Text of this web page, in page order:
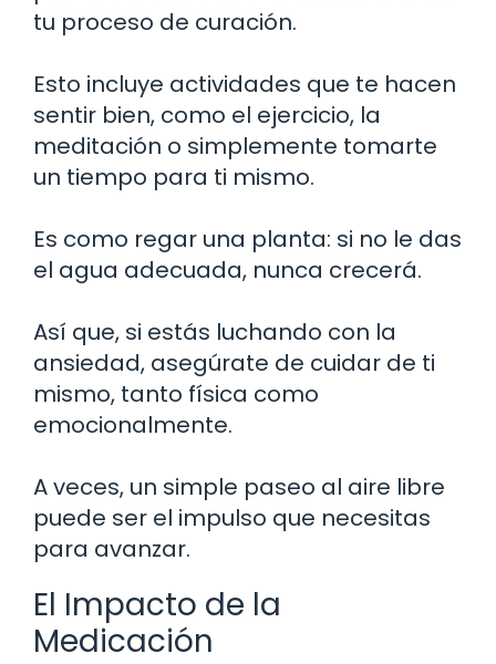
tu proceso de curación.
Esto incluye actividades que te hacen
sentir bien, como el ejercicio, la
meditación o simplemente tomarte
un tiempo para ti mismo.
Es como regar una planta: si no le das
el agua adecuada, nunca crecerá.
Así que, si estás luchando con la
ansiedad, asegúrate de cuidar de ti
mismo, tanto física como
emocionalmente.
A veces, un simple paseo al aire libre
puede ser el impulso que necesitas
para avanzar.
El Impacto de la
Medicación